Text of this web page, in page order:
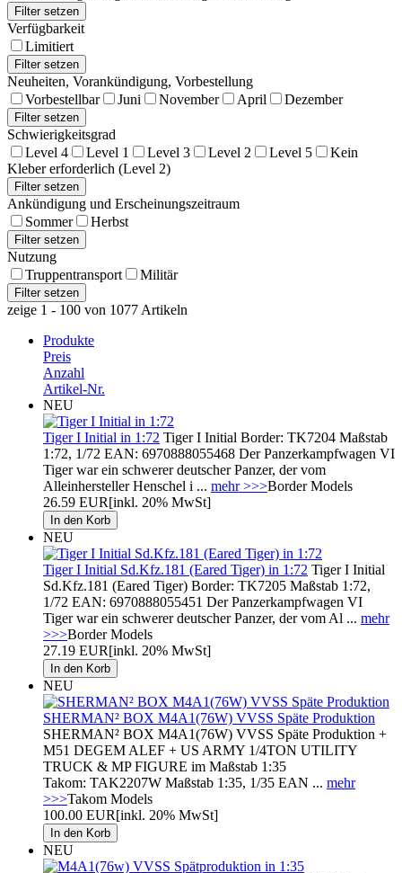
Verfügbarkeit
Limitiert
Neuheiten, Vorankündigung, Vorbestellung
Vorbestellbar
Juni November April Dezember
Schwierigkeitsgrad
Level 4
Level 1 Level 3 Level 2 Level 5
Kein
Kleber erforderlich (Level 2)
Ankündigung und Erscheinungszeitraum
Sommer
Herbst
Nutzung
Truppentransport
Militär
zeige 1 - 100 von 1077 Artikeln
Produkte
Preis
Anzahl
Artikel-Nr.
NEU
Tiger I Initial in 1:72 Tiger I Initial Border: TK7204 Maßstab
1:72, 1/72 EAN: 6970888055468 Der Panzerkampfwagen VI
Tiger war ein schwerer deutscher Panzer, der vom
Alleinhersteller Henschel i ... mehr >>>Border Models
26.59 EUR[inkl. 20% MwSt]
NEU
Tiger I Initial Sd.Kfz.181 (Eared Tiger) in 1:72 Tiger I Initial
Sd.Kfz.181 (Eared Tiger) Border: TK7205 Maßstab 1:72,
1/72 EAN: 6970888055451 Der Panzerkampfwagen VI
Tiger war ein schwerer deutscher Panzer, der vom Al ... mehr
>>>Border Models
27.19 EUR[inkl. 20% MwSt]
NEU
SHERMAN² BOX M4A1(76W) VVSS Späte Produktion
SHERMAN² BOX M4A1(76W) VVSS Späte Produktion +
M51 DEGEM ALEF + US ARMY 1/4TON UTILITY
TRUCK & MP FIGURE im Maßstab 1:35
Takom: TAK2207W Maßstab 1:35, 1/35 EAN ... mehr
>>>Takom Models
100.00 EUR[inkl. 20% MwSt]
NEU